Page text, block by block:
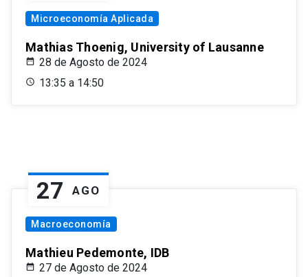
Microeconomía Aplicada
Mathias Thoenig, University of Lausanne
28 de Agosto de 2024
13:35 a 14:50
27 AGO
Macroeconomía
Mathieu Pedemonte, IDB
27 de Agosto de 2024